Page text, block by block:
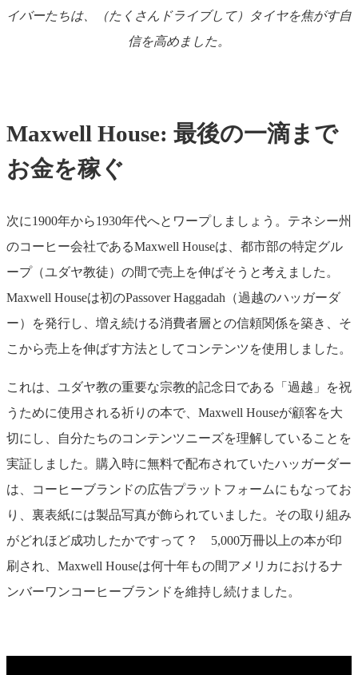
イバーたちは、（たくさんドライブして）タイヤを焦がす自
信を高めました。
Maxwell House: 最後の一滴まで
お金を稼ぐ
次に1900年から1930年代へとワープしましょう。テネシー州
のコーヒー会社であるMaxwell Houseは、都市部の特定グル
ープ（ユダヤ教徒）の間で売上を伸ばそうと考えました。
Maxwell Houseは初のPassover Haggadah（過越のハッガーダ
ー）を発行し、増え続ける消費者層との信頼関係を築き、そ
こから売上を伸ばす方法としてコンテンツを使用しました。
これは、ユダヤ教の重要な宗教的記念日である「過越」を祝
うために使用される祈りの本で、Maxwell Houseが顧客を大
切にし、自分たちのコンテンツニーズを理解していることを
実証しました。購入時に無料で配布されていたハッガーダー
は、コーヒーブランドの広告プラットフォームにもなってお
り、裏表紙には製品写真が飾られていました。その取り組み
がどれほど成功したかですって？ 5,000万冊以上の本が印
刷され、Maxwell Houseは何十年もの間アメリカにおけるナ
ンバーワンコーヒーブランドを維持し続けました。